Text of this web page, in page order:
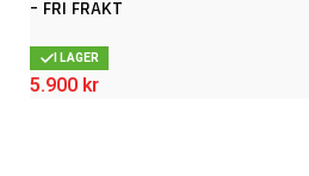
– FRI FRAKT
I LAGER
5.900 kr